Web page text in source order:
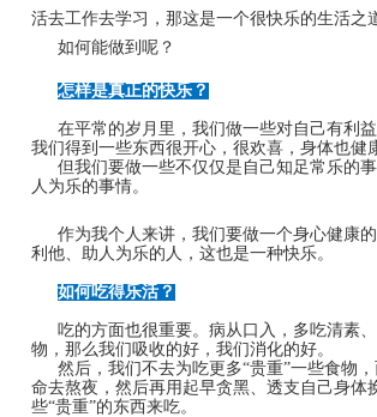
活去工作去学习，那这是一个很快乐的生活之
如何能做到呢？
怎样是真正的快乐？
在平常的岁月里，我们做一些对自己有利
我们得到一些东西很开心，很欢喜，身体也健
但我们要做一些不仅仅是自己知足常乐的
人为乐的事情。
作为我个人来讲，我们要做一个身心健康
利他、助人为乐的人，这也是一种快乐。
如何吃得乐活？
吃的方面也很重要。病从口入，多吃清素
物，那么我们吸收的好，我们消化的好。
然后，我们不去为吃更多“贵重”一些食物
命去熬夜，然后再用起早贪黑、透支自己身体
些“贵重”的东西来吃。